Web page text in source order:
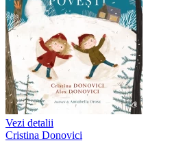
Vezi detalii
Cristina Donovici